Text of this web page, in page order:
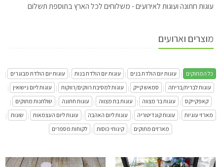
עוגות חתונה ועוגות לאירועים - משלוחים לכל הארץ בתוספת תשלום
מוצרים וארועים
כל המתוקים | עוגות יום הולדת בנים | עוגות יום הולדת בנות | עוגות יום הולדת מבוגרים
|
עוגות לברית/בריתה
| סמאש קייק | עוגות למסיבת רווקים/רווקות | עוגות ליום נישואין
|
קאפקייקס | עוגות בר מצווה | עוגות בת מצווה | עוגות חתונה | שולחנות מתוקים
|
מארזי עוגיות | עוגות קונדיטוריה | עוגות ליום האהבה | עוגות ליום העצמאות | שונות |
מארזים מתוקים
| קינוחי כוסות | לקוחות מספרים